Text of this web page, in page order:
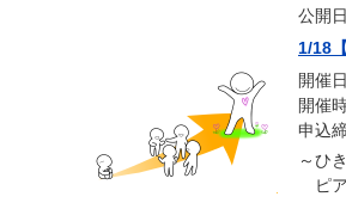
公開
1/18
開催
開催
申込
～ひ
ピア